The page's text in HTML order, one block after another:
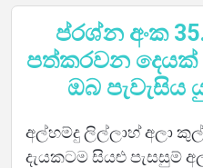
ගැන
ප්රශ්න අංක
පත්කරවන
ඔබ පැවැසිය
අල්හම්දු ලිල්ලාහ් අලා
දැයකටම සියළු පැසසුම්